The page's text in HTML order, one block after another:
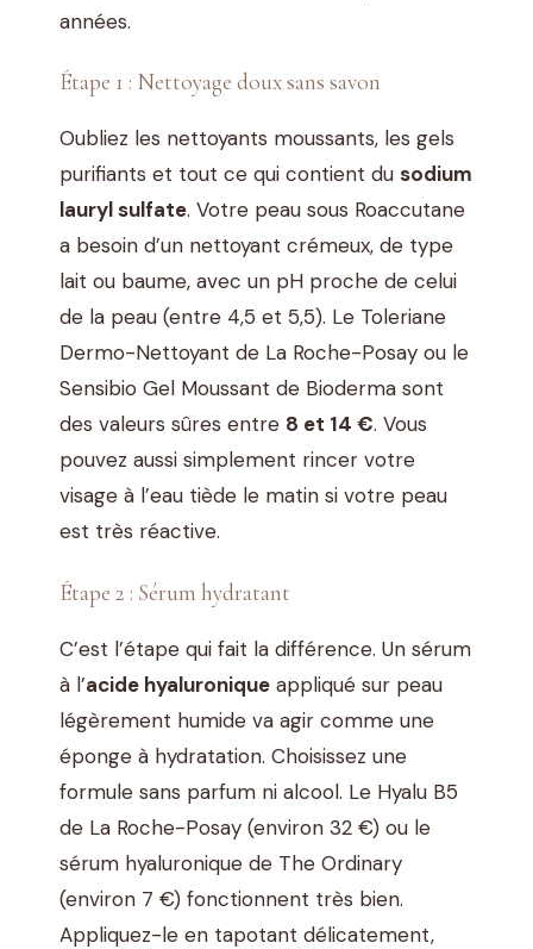
années.
Étape 1 : Nettoyage doux sans savon
Oubliez les nettoyants moussants, les gels
purifiants et tout ce qui contient du sodium
lauryl sulfate. Votre peau sous Roaccutane
a besoin d’un nettoyant crémeux, de type
lait ou baume, avec un pH proche de celui
de la peau (entre 4,5 et 5,5). Le Toleriane
Dermo-Nettoyant de La Roche-Posay ou le
Sensibio Gel Moussant de Bioderma sont
des valeurs sûres entre 8 et 14 €. Vous
pouvez aussi simplement rincer votre
visage à l’eau tiède le matin si votre peau
est très réactive.
Étape 2 : Sérum hydratant
C’est l’étape qui fait la différence. Un sérum
à l’acide hyaluronique appliqué sur peau
légèrement humide va agir comme une
éponge à hydratation. Choisissez une
formule sans parfum ni alcool. Le Hyalu B5
de La Roche-Posay (environ 32 €) ou le
sérum hyaluronique de The Ordinary
(environ 7 €) fonctionnent très bien.
Appliquez-le en tapotant délicatement,